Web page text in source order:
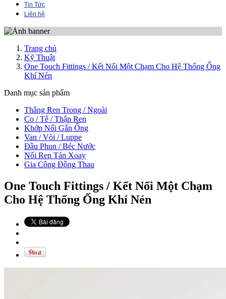
Tin Tức
Liên hệ
Trang chủ
Kỹ Thuật
One Touch Fittings / Kết Nối Một Chạm Cho Hệ Thống Ống
Khí Nén
Danh mục sản phẩm
Thẳng Ren Trong / Ngoài
Co / Tê / Thập Ren
Khớp Nối Gắn Ống
Van / Vòi / Luppe
Đầu Phun / Béc Nước
Nối Ren Tán Xoay
Gia Công Đồng Thau
One Touch Fittings / Kết Nối Một Chạm
Cho Hệ Thống Ống Khí Nén